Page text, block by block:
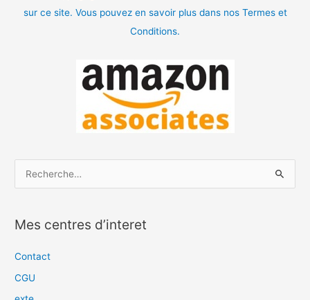
sur ce site. Vous pouvez en savoir plus dans nos Termes et
Conditions.
h
e
Mes centres d’interet
Contact
CGU